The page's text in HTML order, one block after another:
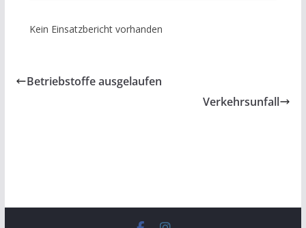
Kein Einsatzbericht vorhanden
Betriebstoffe ausgelaufen
Verkehrsunfall